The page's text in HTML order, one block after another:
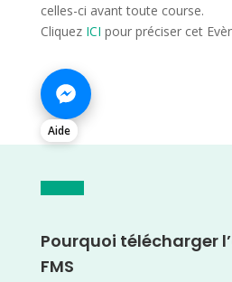
celles-ci avant toute course.
Cliquez ICI pour préciser cet
Aide
Pourquoi télécharger
FMS